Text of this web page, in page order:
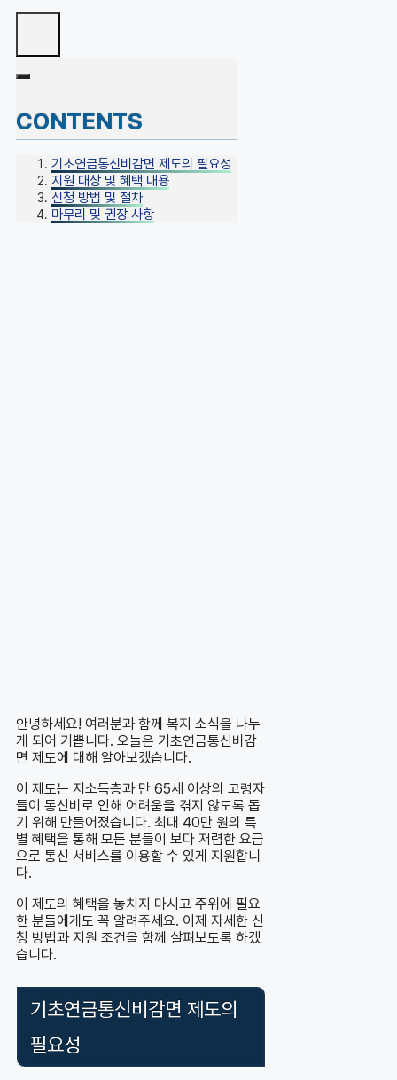
CONTENTS
기초연금통신비감면 제도의 필요성
지원 대상 및 혜택 내용
신청 방법 및 절차
마무리 및 권장 사항
안녕하세요! 여러분과 함께 복지 소식을 나누
게 되어 기쁩니다. 오늘은 기초연금통신비감
면 제도에 대해 알아보겠습니다.
이 제도는 저소득층과 만 65세 이상의 고령자
들이 통신비로 인해 어려움을 겪지 않도록 돕
기 위해 만들어졌습니다. 최대 40만 원의 특
별 혜택을 통해 모든 분들이 보다 저렴한 요금
으로 통신 서비스를 이용할 수 있게 지원합니
다.
이 제도의 혜택을 놓치지 마시고 주위에 필요
한 분들에게도 꼭 알려주세요. 이제 자세한 신
청 방법과 지원 조건을 함께 살펴보도록 하겠
습니다.
기초연금통신비감면 제도의
필요성